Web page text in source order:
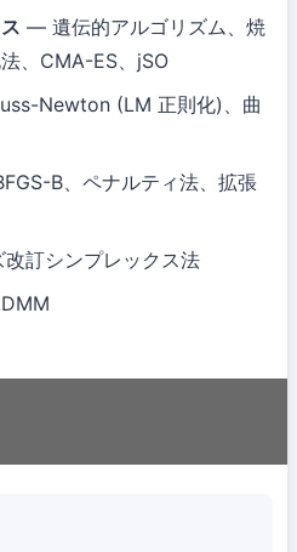
— 遺伝的アルゴリズム、焼
、CMA-ES、jSO
Newton (LM 正則化)、曲
B、ペナルティ法、拡張
訂シンプレックス法